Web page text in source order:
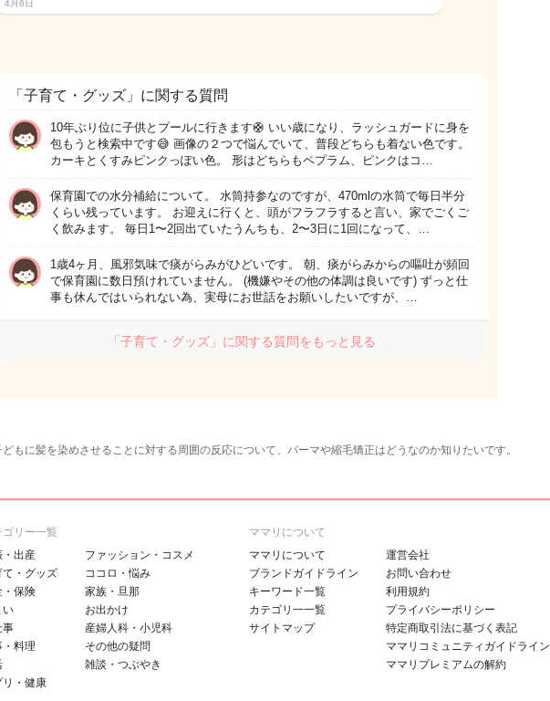
4月6日
「子育て・グッズ」に関する質問
10年ぶり位に子供とプールに行きます🛟 いい歳になり、ラッシュガードに身を
包もうと検索中です😅 画像の２つで悩んでいて、普段どちらも着ない色です。
カーキとくすみピンクっぽい色。 形はどちらもペプラム、ピンクはコ…
保育園での水分補給について。 水筒持参なのですが、470mlの水筒で毎日半分
くらい残っています。 お迎えに行くと、頭がフラフラすると言い、家でごくご
く飲みます。 毎日1〜2回出ていたうんちも、2〜3日に1回になって、…
1歳4ヶ月、風邪気味で痰がらみがひどいです。 朝、痰がらみからの嘔吐が頻回
で保育園に数日預けれていません。 (機嫌やその他の体調は良いです) ずっと仕
事も休んではいられない為、実母にお世話をお願いしたいですが、…
「子育て・グッズ」に関する質問をもっと見る
どもに髪を染めさせることに対する周囲の反応について、パーマや縮毛矯正はどうなのか知りたいです。
ゴリー一覧
・出産
て・グッズ
・保険
い
事
・料理
リ・健康
ファッション・コスメ
ココロ・悩み
家族・旦那
お出かけ
産婦人科・小児科
その他の疑問
雑談・つぶやき
ママリについて
ママリについて
ブランドガイドライン
キーワード一覧
カテゴリ一一覧
サイトマップ
運営会社
お問い合わせ
利用規約
プライバシーポリシー
特定商取引法に基づく表記
ママリコミュニティガイドライン
ママリプレミアムの解約